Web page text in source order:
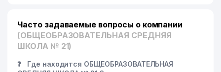
Часто задаваемые вопросы о компании
(ОБЩЕОБРАЗОВАТЕЛЬНАЯ СРЕДНЯЯ
ШКОЛА № 21)
❓
Где находится ОБЩЕОБРАЗОВАТЕЛЬНАЯ